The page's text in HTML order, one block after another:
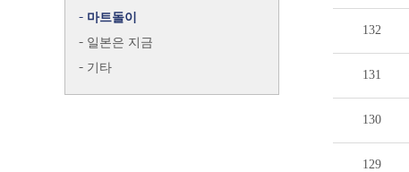
마트돌이
일본은 지금
기타
132
131
130
129